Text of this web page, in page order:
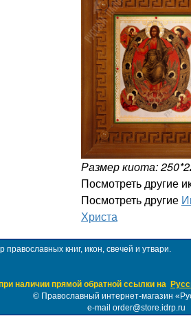
Размер киота:
Посмотреть другие
Посмотреть другие
Христа
книг, икон, свечей и утвари.
наличии прямой обратной ссылки на
© Православный интернет-магазин
e-mail order@store.idrp.ru